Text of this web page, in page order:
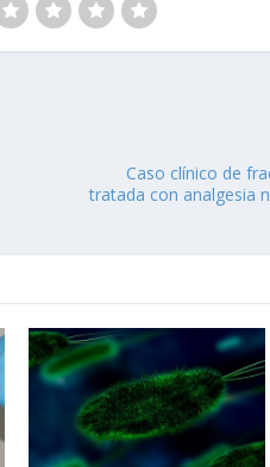
Caso clínico de
tratada con analgesia